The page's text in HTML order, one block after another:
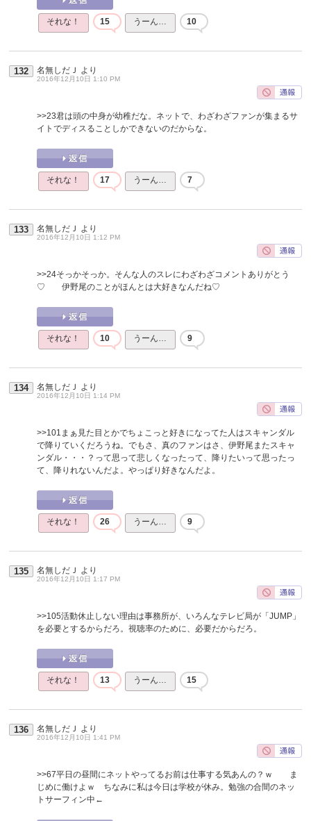
それな！ 15 うーん… 10
132 名無しだＪ より
2016年12月10日 1:10 PM
>>23君は頭の中身が幼稚だな。ネットで、わざわざファンが集まるサ
イトでディスることしかできないのだからな。
それな！ 17 うーん… 7
133 名無しだＪ より
2016年12月10日 1:12 PM
>>24そっかそっか。そんな人のスレにわざわざコメントありがとう
♡ 伊野尾のことがほんとは大好きなんだね♡
それな！ 10 うーん… 9
134 名無しだＪ より
2016年12月10日 1:14 PM
>>101 まぁ見た目とかでちょこっと好きになってた人はスキャンダル
で降りていくだろうね。でもさ、真のファンはさ、伊野尾またスキャ
ンダル・・・？って思って悲しくなったって、降りたいって思ったっ
て、降りれないんだよ。やっぱり好きなんだよ。
それな！ 26 うーん… 9
135 名無しだＪ より
2016年12月10日 1:17 PM
>>105活動休止しない理由は事務所が、いろんなテレビ局が「JUMP」
を必要とするからだろ。視聴率のために、必要だからだろ。
それな！ 13 うーん… 15
136 名無しだＪ より
2016年12月10日 1:41 PM
>>67平日の昼間にネットやってるお前は仕事する気あんの？ｗ ま
じめに働けよｗ ちなみに私は今日は学校が休み。勉強の合間のネッ
トサーフィン中←